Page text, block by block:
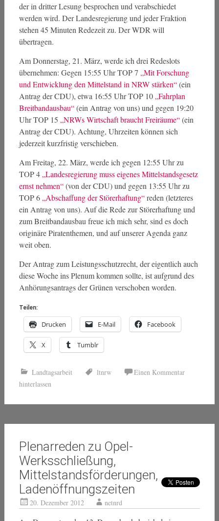
der in dritter Lesung besprochen und verabschiedet
werden wird. Der Landesregierung und jeder Fraktion
stehen 45 Minuten Redezeit zu. Der WDR will
übertragen.
Am Donnerstag, 21. März, werde ich drei Redeslots
übernehmen: Gegen 15:55 Uhr TOP 7 „Mit Forschung
und Entwicklung den Mittelstand in NRW stärken“(ein
Antrag der CDU), etwa 16:55 Uhr TOP 10 „Fahrplan
Breitbandausbau“(ein Antrag von uns) und gegen 19:20
Uhr TOP 15 „NRWs Wirtschaft braucht Freiräume“(ein
Antrag der CDU). Achtung, Uhrzeiten können sich
jederzeit kurzfristig verschieben.
Am Freitag, 22. März, werde ich gegen 12:55 Uhr zu
TOP 4 „Landesregierung muss eigenes Mittelstandsgesetz
ernst nehmen“(von der CDU) und gegen 13:55 Uhr zu
TOP 6 „Abschaffung der Störerhaftung“reden (letzteres
ein Antrag von uns). Auf die Rede zur Störerhaftung und
zum Breitbandausbau freue ich mich sehr, sind es doch
originäre Piratenthemen, und auf unserer Agenda ganz
weit oben.
Der Antrag zum Leistungsschutzrecht, der eigentlich auch
diese Woche ins Plenum kommen sollte, ist aufgrund des
Anhörungsantrags der Grünen verschoben worden.
Teilen:
Drucken E-Mail Facebook
X Tumblr
Landtagsarbeit ltnrw
Einen Kommentar
hinterlassen
Plenarreden zu Opel-
Werksschließung,
Mittelstandsförderungen,
Ladenöffnungszeiten
20. Dezember 2012 netnrd